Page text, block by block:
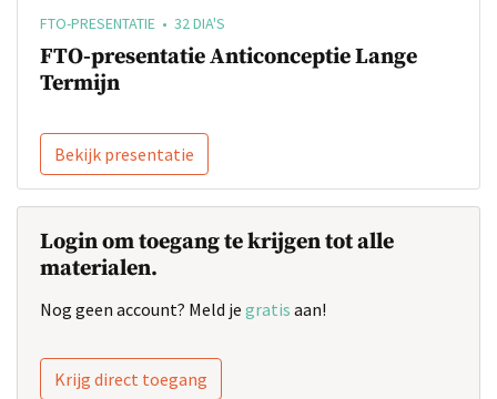
FTO-PRESENTATIE • 32 DIA'S
FTO-presentatie Anticonceptie Lange
Termijn
Bekijk presentatie
Login om toegang te krijgen tot alle
materialen.
Nog geen account? Meld je gratis aan!
Krijg direct toegang